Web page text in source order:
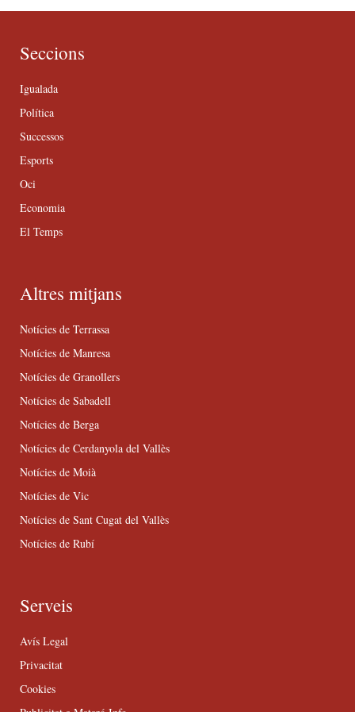
Seccions
Igualada
Política
Successos
Esports
Oci
Economia
El Temps
Altres mitjans
Notícies de Terrassa
Notícies de Manresa
Notícies de Granollers
Notícies de Sabadell
Notícies de Berga
Notícies de Cerdanyola del Vallès
Notícies de Moià
Notícies de Vic
Notícies de Sant Cugat del Vallès
Notícies de Rubí
Serveis
Avís Legal
Privacitat
Cookies